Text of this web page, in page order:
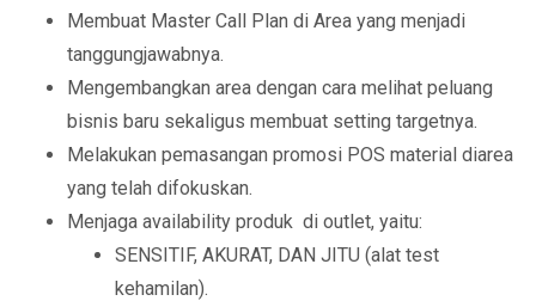
Membuat Master Call Plan di Area yang menjadi
tanggungjawabnya.
Mengembangkan area dengan cara melihat peluang
bisnis baru sekaligus membuat setting targetnya.
Melakukan pemasangan promosi POS material diarea
yang telah difokuskan.
Menjaga availability produk di outlet, yaitu:
SENSITIF, AKURAT, DAN JITU (alat test
kehamilan).